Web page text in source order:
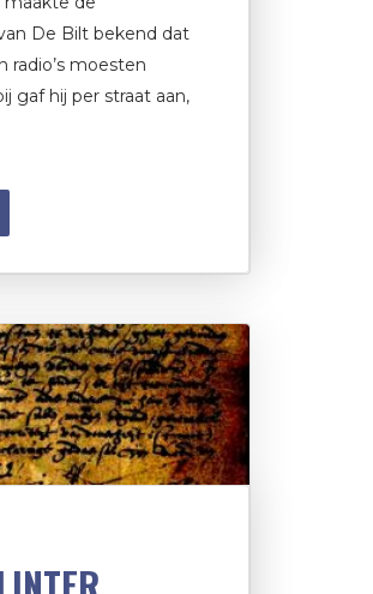
De Bilt bekend dat
radio’s moesten
gaf hij per straat aan,